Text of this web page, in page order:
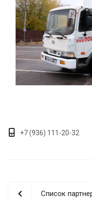
+7 (936) 111-20-32
Список